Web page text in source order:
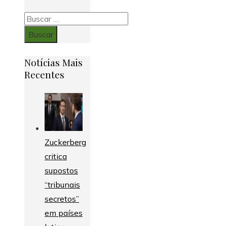
Buscar:
Notícias Mais
Recentes
Zuckerberg
critica
supostos
“tribunais
secretos”
em países